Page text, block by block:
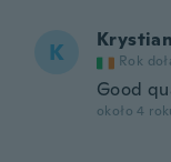
K Krystian
Rok
Good
około 4